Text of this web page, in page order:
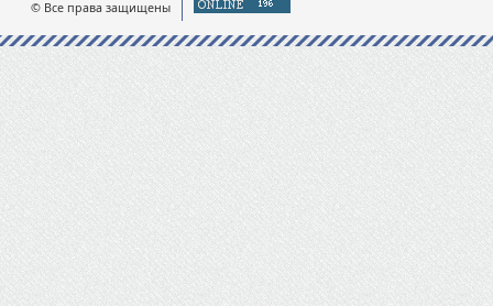
© Все права защищены